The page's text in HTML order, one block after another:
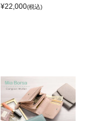
¥22,000(税込)